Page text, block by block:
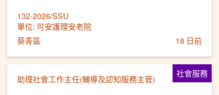
132-2026/SSU
單位: 可安護理安老院
葵青區
18 日前
社會服務
助理社會工作主任(輔導及認知服務主管)